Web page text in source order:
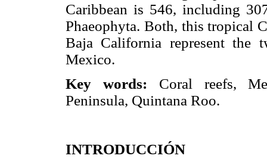
Caribbean is 546, including
Phaeophyta. Both, this tropical
Baja California represent the
Mexico.
Key words: Coral reefs,
Peninsula, Quintana Roo.
INTRODUCCIÓN